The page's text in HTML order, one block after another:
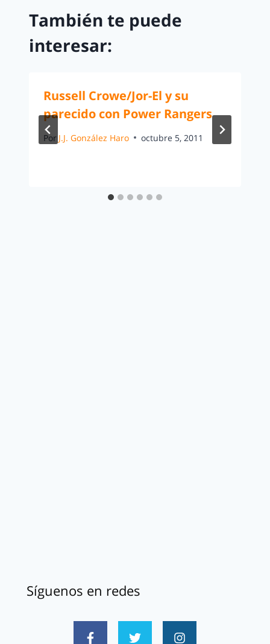
También te puede
interesar:
Russell Crowe/Jor-El y su
parecido con Power Rangers
Por J.J. González Haro octubre 5, 2011
Síguenos en redes